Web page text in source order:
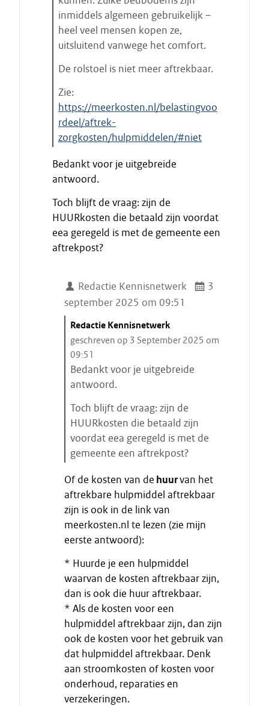
inmiddels algemeen gebruikelijk –
heel veel mensen kopen ze,
uitsluitend vanwege het comfort.
De rolstoel is niet meer aftrekbaar.
Zie:
https://meerkosten.nl/belastingvoo
rdeel/aftrek-
zorgkosten/hulpmiddelen/#niet
i
n
e
c
i
t
Bedankt voor je uitgebreide
antwoord.
Toch blijft de vraag: zijn de
HUURkosten die betaald zijn voordat
eea geregeld is met de gemeente een
aftrekpost?
Redactie Kennisnetwerk
3
september 2025 om 09:51
C
i
t
a
a
s
t
a
r
e
n
Redactie Kennisnetwerk
geschreven op 3 September 2025 om
09:51
Bedankt voor je uitgebreide
antwoord.
Toch blijft de vraag: zijn de
HUURkosten die betaald zijn
voordat eea geregeld is met de
gemeente een aftrekpost?
i
n
d
e
c
a
a
Of de kosten van de huurvan het
aftrekbare hulpmiddel aftrekbaar
zijn is ook in de link van
meerkosten.nl te lezen (zie mijn
eerste antwoord):
* Huurde je een hulpmiddel
waarvan de kosten aftrekbaar zijn,
dan is ook die huur aftrekbaar.
* Als de kosten voor een
hulpmiddel aftrekbaar zijn, dan zijn
ook de kosten voor het gebruik van
dat hulpmiddel aftrekbaar. Denk
aan stroomkosten of kosten voor
onderhoud, reparaties en
verzekeringen.